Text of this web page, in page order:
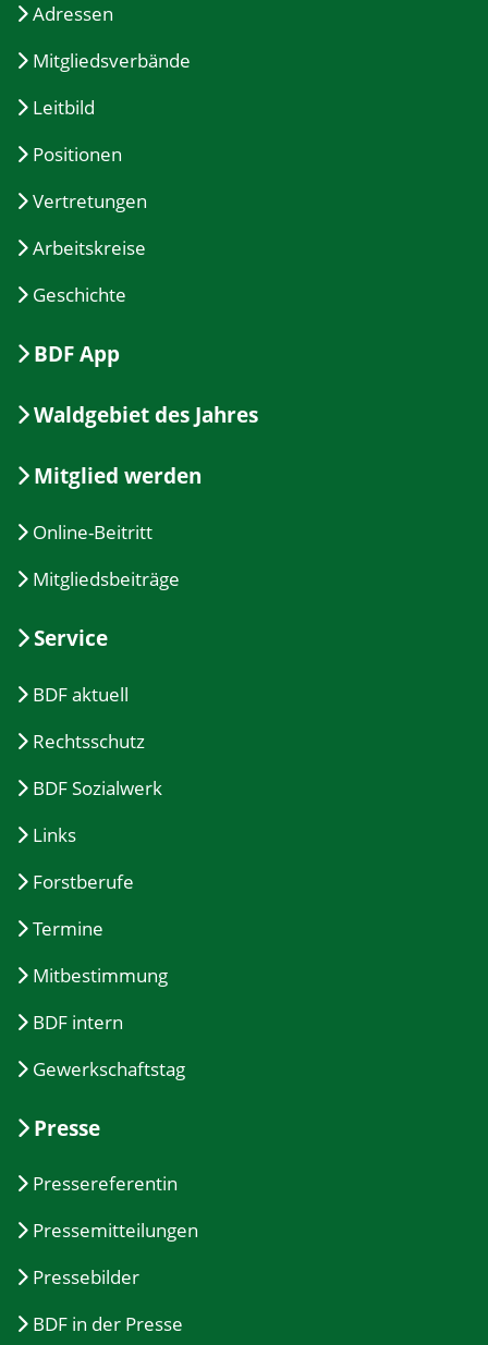
Adressen
Mitgliedsverbände
Leitbild
Positionen
Vertretungen
Arbeitskreise
Geschichte
BDF App
Waldgebiet des Jahres
Mitglied werden
Online-Beitritt
Mitgliedsbeiträge
Service
BDF aktuell
Rechtsschutz
BDF Sozialwerk
Links
Forstberufe
Termine
Mitbestimmung
BDF intern
Gewerkschaftstag
Presse
Pressereferentin
Pressemitteilungen
Pressebilder
BDF in der Presse